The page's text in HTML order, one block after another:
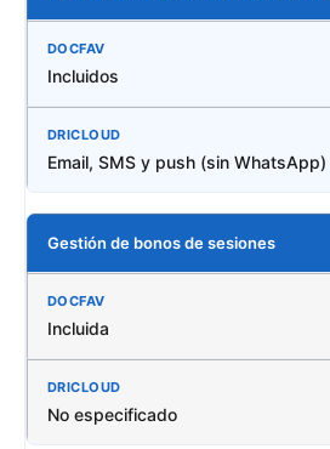
Incluidos
Email, SMS y push (sin WhatsApp)
Gestión de bonos de sesiones
Incluida
No especificado